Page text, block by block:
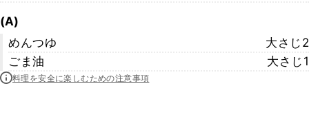
(A)
めんつゆ
大さじ2
ごま油
大さじ1
料理を安全に楽しむための注意事項